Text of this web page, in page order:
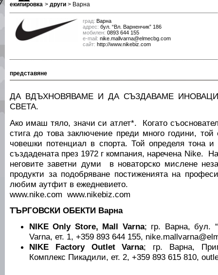
екипировка > други > Варна
град: Варна
адрес: бул. “Вл. Варненчик” 186
мобилен: 0893 644 155
е-mail: nike.mallvarna@elmecbg.com
сайт: http://www.nikebiz.com
представяне
ДА ВДЪХНОВЯВАМЕ И ДА СЪЗДАВАМЕ
СВЕТА.
Ако имаш тяло, значи си атлет*. Когато
стига до това заключение преди много години,
човешки потенциал в спорта. Той определя тона и
създадената през 1972 г компания, наречена Nike.
неговите заветни думи в новаторско мислене
продукти за подобряване постиженията на
любим аутфит в ежедневието.
www.nike.com www.nikebiz.com
ТЪРГОВСКИ ОБЕКТИ Варна
NIKE Only Store, Mall Varna; гр. Варна, бул.
Varna, ет. 1, +359 893 644 155,
NIKE Factory Outlet Varna; гр. Варна,
Комплекс Пикадили, ет. 2, +359 893 615 810,